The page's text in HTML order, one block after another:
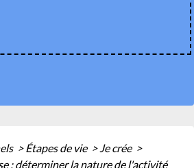
> Étapes de vie > Je crée >
: déterminer la nature de l'activité